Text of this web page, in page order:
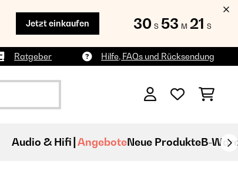
Jetzt einkaufen 30 S 53 M 19 S
Ratgeber Hilfe, FAQs und Rücksendung
Audio & Hifi AngeboteNeue ProdukteB-